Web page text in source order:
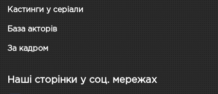
Кастинги у серіали
База акторів
За кадром
Наші сторінки у соц. мережах